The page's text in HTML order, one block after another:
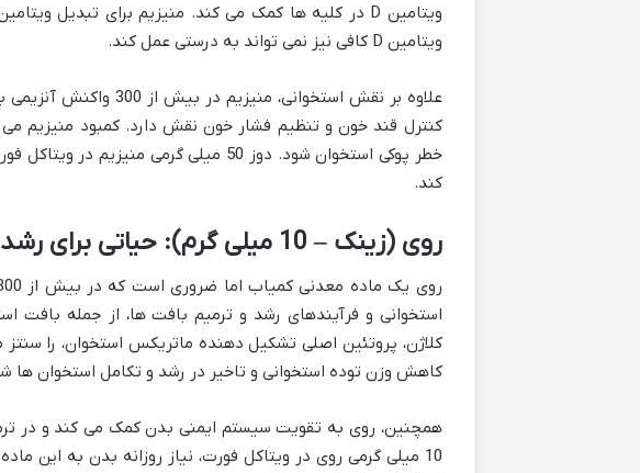
ویتامین D کافی نیز نمی تواند به درستی عمل کند.
علاوه بر نقش استخوانی،
کنترل قند خون و تنظیم فشار خون نقش دارد. کمبود منیزیم
کند.
روی (زینک – 10 میلی گرم): حیاتی برای رشد و ترمیم استخوان
استخوانی و فرآیندهای رشد و ترمیم بافت ها، از جمله بافت
کلاژن، پروتئین اصلی تشکیل دهنده ماتریکس استخوان، را
کاهش وزن توده استخوانی و تاخیر در رشد و تکامل استخوان ها
همچنین، روی به تقویت سیستم ایمنی بدن کمک می کند و در
10 میلی گرمی روی در ویتاکل فورت، نیاز روزانه بدن به این